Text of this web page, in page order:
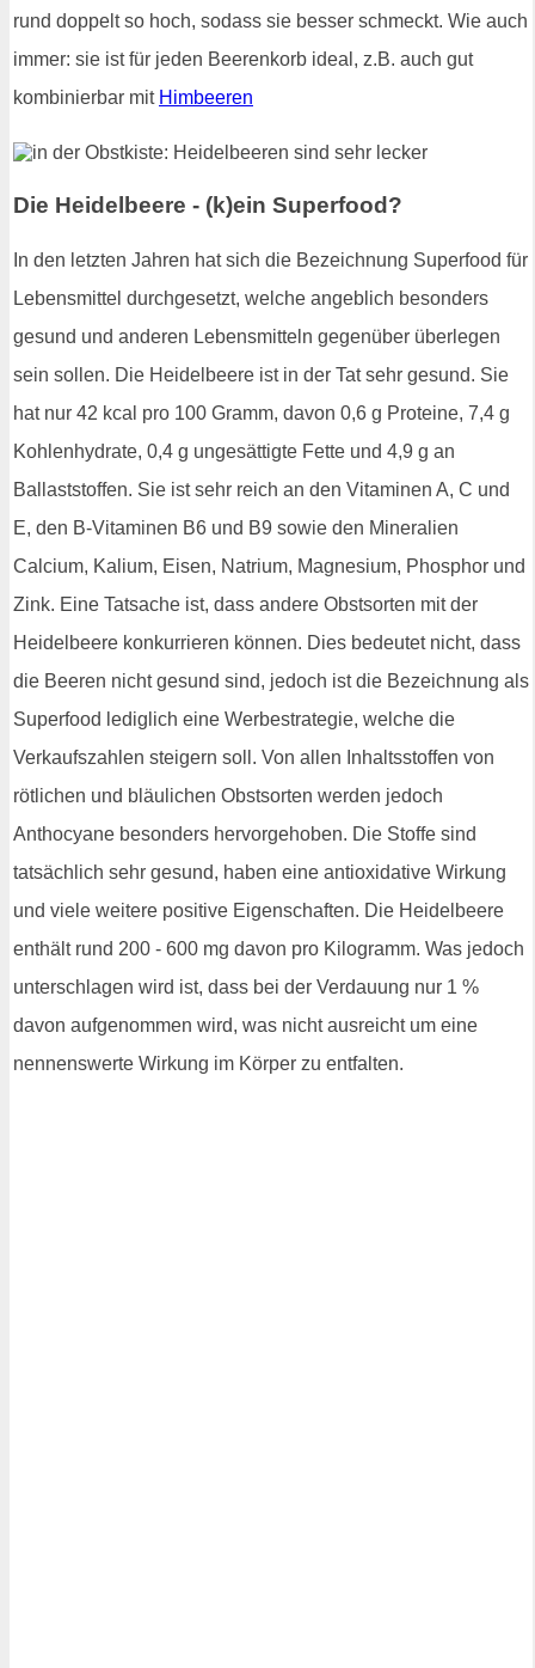
rund doppelt so hoch, sodass sie besser schmeckt. Wie auch
immer: sie ist für jeden Beerenkorb ideal, z.B. auch gut
kombinierbar mit Himbeeren
Die Heidelbeere - (k)ein Superfood?
In den letzten Jahren hat sich die Bezeichnung Superfood für
Lebensmittel durchgesetzt, welche angeblich besonders
gesund und anderen Lebensmitteln gegenüber überlegen
sein sollen. Die Heidelbeere ist in der Tat sehr gesund. Sie
hat nur 42 kcal pro 100 Gramm, davon 0,6 g Proteine, 7,4 g
Kohlenhydrate, 0,4 g ungesättigte Fette und 4,9 g an
Ballaststoffen. Sie ist sehr reich an den Vitaminen A, C und
E, den B-Vitaminen B6 und B9 sowie den Mineralien
Calcium, Kalium, Eisen, Natrium, Magnesium, Phosphor und
Zink. Eine Tatsache ist, dass andere Obstsorten mit der
Heidelbeere konkurrieren können. Dies bedeutet nicht, dass
die Beeren nicht gesund sind, jedoch ist die Bezeichnung als
Superfood lediglich eine Werbestrategie, welche die
Verkaufszahlen steigern soll. Von allen Inhaltsstoffen von
rötlichen und bläulichen Obstsorten werden jedoch
Anthocyane besonders hervorgehoben. Die Stoffe sind
tatsächlich sehr gesund, haben eine antioxidative Wirkung
und viele weitere positive Eigenschaften. Die Heidelbeere
enthält rund 200 - 600 mg davon pro Kilogramm. Was jedoch
unterschlagen wird ist, dass bei der Verdauung nur 1 %
davon aufgenommen wird, was nicht ausreicht um eine
nennenswerte Wirkung im Körper zu entfalten.